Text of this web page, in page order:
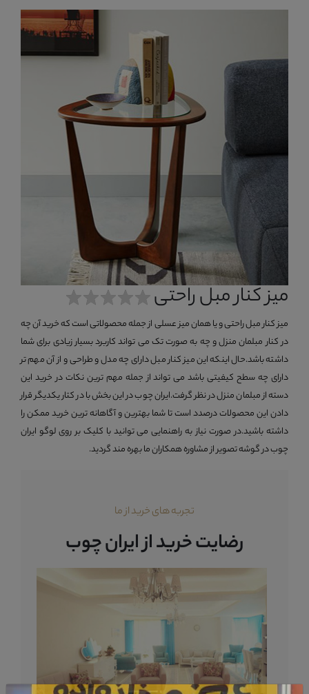
میز کنار مبل راحتی
میز کنار مبل راحتی و یا همان میز عسلی از جمله محصولاتی است که خرید آن چه
در کنار مبلمان منزل و چه به صورت تک می تواند کاربرد بسیار زیادی برای شما
داشته باشد.حال اینکه این میز کنار مبل دارای چه مدل و طراحی و از آن مهم تر
دارای چه سطح کیفیتی باشد می تواند از جمله مهم ترین نکات در خرید این
دسته از مبلمان منزل در نظر گرفت.ایران چوب در این بخش با در کتار یکدیگر قرار
دادن این محصولات درصدد است تا شما بهترین و آگاهانه ترین خرید ممکن را
داشته باشید.در صورت نیاز به راهنمایی می توانید با کلیک بر روی لوگو ایران
چوب در گوشه تصویر از مشاوره همکاران ما بهره مند گردید.
تجربه های خرید از ما
رضایت خرید از ایران چوب